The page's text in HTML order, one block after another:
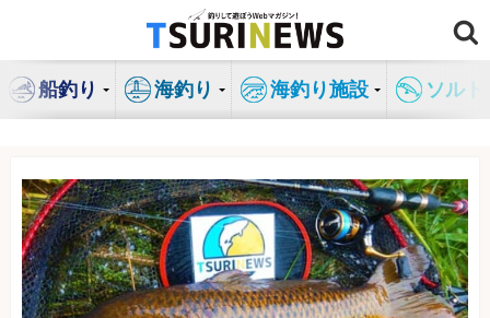
ン
船釣り 海釣り 海釣り施設 ソル